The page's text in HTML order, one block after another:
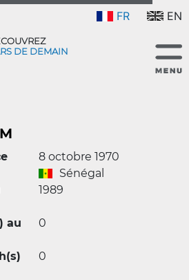
FR EN
DE DEMAIN
8 octobre 1970
Sénégal
1989
au
0
0